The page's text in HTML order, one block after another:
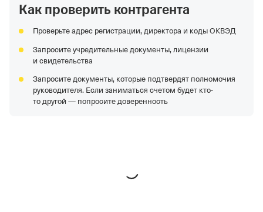
ООО "ТУЛФОР"— Действующая организация,
1097746335565,КПП 775101001
ООО "РЕКОРД ПРО"—Действующая организация,
Регистрация 12.02.2009,
1097847039531,КПП 780501001
ООО "РЕАЛ-ГРУПП"—Действующая организация,
КПП 272301001
Как проверить контрагента
Проверьте адрес регистрации, директора и коды ОКВЭД
Запросите учредительные документы, лицензии
и свидетельства
Запросите документы, которые подтвердят полномочия
руководителя. Если заниматься счетом будет кто-
то другой — попросите доверенность